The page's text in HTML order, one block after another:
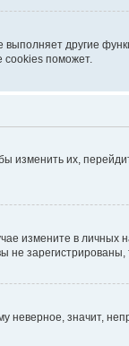
другие
cookies поможет.
изменить их,
измените в личных
не
значит,